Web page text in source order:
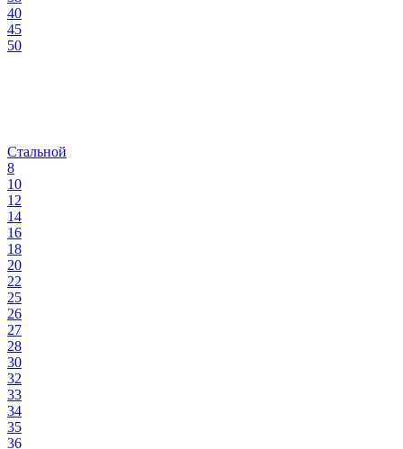
40
45
50
Стальной
8
10
12
14
16
18
20
22
25
26
27
28
30
32
33
34
35
36